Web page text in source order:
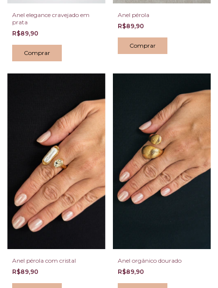
Anel elegance cravejado em
prata
R$89,90
Comprar
Anel pérola
R$89,90
Comprar
Anel pérola com cristal
R$89,90
Anel orgânico dourado
R$89,90